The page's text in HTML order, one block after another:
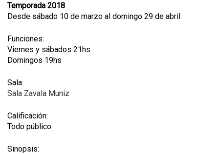
Temporada 2018
Desde sábado 10 de marzo al domingo 29 de abril
Funciones:
Viernes y sábados 21hs
Domingos 19hs
Sala:
Sala Zavala Muniz
Calificación:
Todo público
Sinopsis: